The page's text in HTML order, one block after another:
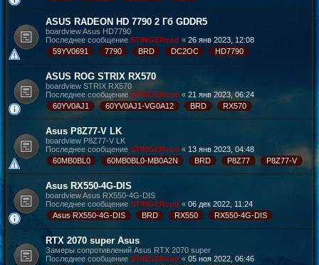
ASUS RADEON HD 7790 2 Гб GDDR5
boardview Asus HD7790
Последнее сообщение STINGERcod « 26 янв 2023, 12:08
59YV0691
7790 BRD DC2OC HD7790
ASUS ROG STRIX RX570
boardview STRIX RX570
Последнее сообщение STINGERcod « 21 янв 2023, 06:24
60YV0AJ1
60YV0AJ1-VG0A12 BRD RX570
Asus P8Z77-V LK
boardview P8Z77-V LK
Последнее сообщение STINGERcod « 13 янв 2023, 04:48
60MB0BL0
60MB0BL0-MB0A2N BRD P8Z77 P8Z77-V
Asus RX550-4G-DIS
boardview Asus RX550-4G-DIS
Последнее сообщение STINGERcod « 06 дек 2022, 11:24
Asus RX550-4G-DIS
BRD RX550 RX550-4G-DIS
RTX 2070 super Asus
Замеры сопротивлений Asus RTX 2070 super
Последнее сообщение STINGERcod « 05 ноя 2022, 06:46